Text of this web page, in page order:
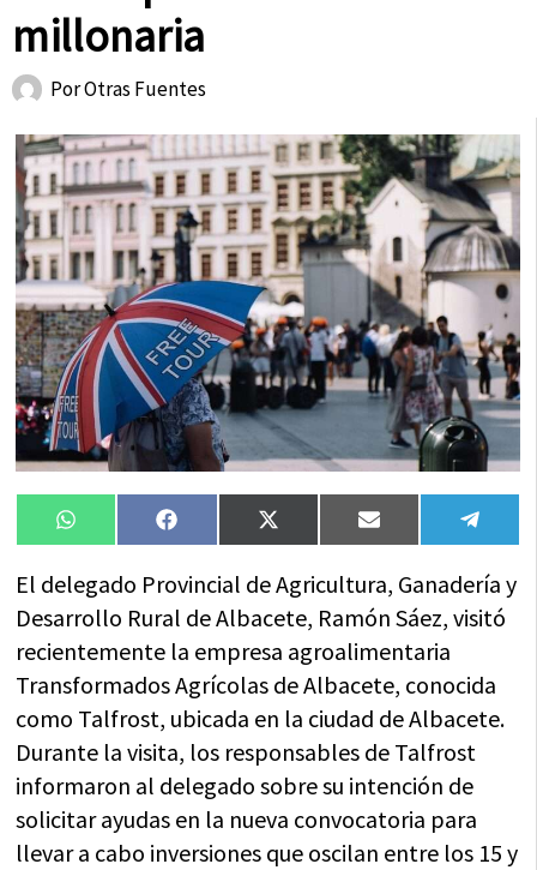
millonaria
PorOtras Fuentes
Compartir
en
WhatsAppCompartir
en
FacebookCompartir
en
X
(Twitter)
Compartir
en
Email
en
El delegado Provincial de Agricultura, Ganadería y
Desarrollo Rural de Albacete, Ramón Sáez, visitó
recientemente la empresa agroalimentaria
Transformados Agrícolas de Albacete, conocida
como Talfrost, ubicada en la ciudad de Albacete.
Durante la visita, los responsables de Talfrost
informaron al delegado sobre su intención de
solicitar ayudas en la nueva convocatoria para
llevar a cabo inversiones que oscilan entre los 15 y